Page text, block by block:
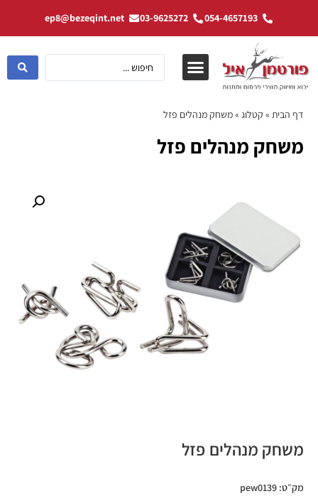
054-4657193
03-9625272
ep8@bezeqint.net
דף הבית » קטלוג »משחק מנהלים פזל
משחק מנהלים פזל
משחק מנהלים פזל
מק״ט: pew0139